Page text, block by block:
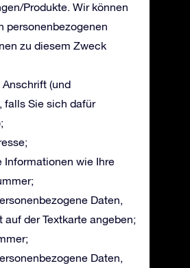
Produkte. Wir können
personenbezogenen
zu diesem Zweck
(und
falls Sie sich dafür
Informationen wie Ihre
Daten,
auf der Textkarte angeben;
Daten,